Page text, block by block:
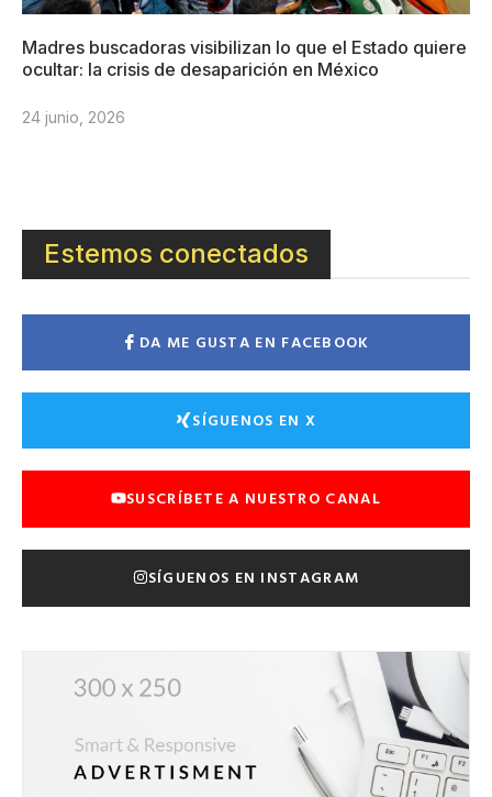
Madres buscadoras visibilizan lo que el Estado quiere
ocultar: la crisis de desaparición en México
24 junio, 2026
Estemos conectados
DA ME GUSTA EN FACEBOOK
SÍGUENOS EN X
SUSCRÍBETE A NUESTRO CANAL
SÍGUENOS EN INSTAGRAM